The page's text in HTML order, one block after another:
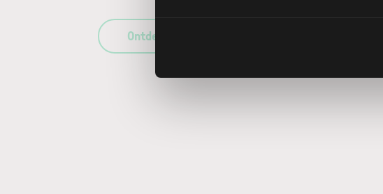
Ontdek wat LYNX uniek maakt als broker